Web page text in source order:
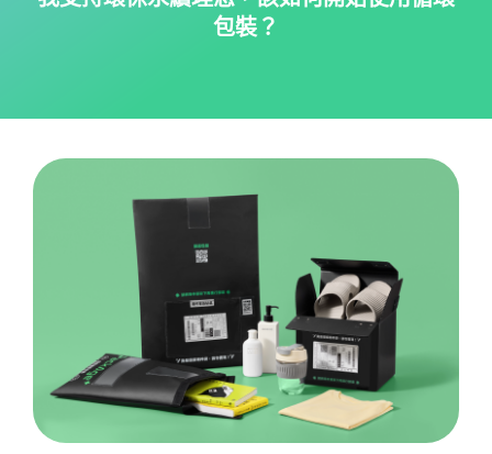
航
消費者專區
關於配客嘉
我的購物車
包裝？